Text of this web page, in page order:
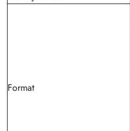
Format